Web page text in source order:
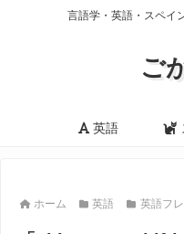
言語学・英語・スペイ
ご
英語
ホーム 英語 英語フ